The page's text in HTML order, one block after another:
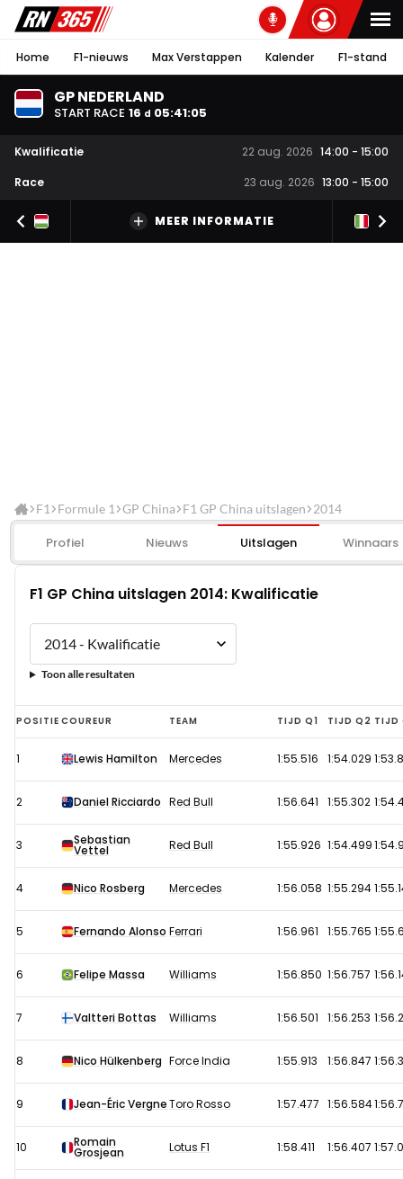
Home F1-nieuws Max Verstappen Kalender F1-stand
GP NEDERLAND
START RACE 16 d 05:41:05
Kwalificatie 22 aug. 2026 14:00 - 15:00
Race
23 aug. 2026 13:00 - 15:00
MEER INFORMATIE
F1 Formule 1 GP China F1 GP China uitslagen 2014
Profiel Nieuws Uitslagen Winnaars
F1 GP China uitslagen 2014: Kwalificatie
Toon alle resultaten
F1
GP
China
uitslagen
Kwalificatie
POSITIE COUREUR TEAM TIJD Q1 TIJD Q2 TIJD
1 Lewis Hamilton Mercedes 1:55.516 1:54.029
2 Daniel Ricciardo Red Bull 1:56.641 1:55.302
3 Sebastian
Vettel Red Bull 1:55.926 1:54.499
4 Nico Rosberg Mercedes 1:56.058 1:55.294
5 Fernando Alonso Ferrari 1:56.961 1:55.765
6 Felipe Massa Williams 1:56.850 1:56.757
7 Valtteri Bottas Williams 1:56.501 1:56.253
8 Nico Hülkenberg Force India 1:55.913 1:56.847
9 Jean-Éric VergneToro Rosso 1:57.477 1:56.584
10 Romain
Grosjean Lotus F1 1:58.411 1:56.407